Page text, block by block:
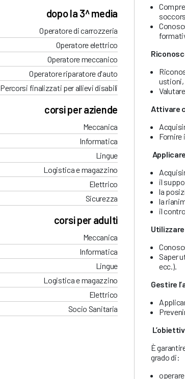
dopo la 3^ media
Operatore di carrozzeria
Operatore elettrico
Operatore meccanico
Operatore riparatore d'auto
Percorsi finalizzati per allievi disabili
corsi per aziende
Meccanica
Informatica
Lingue
Logistica e magazzino
Elettrico
Sicurezza
corsi per adulti
Meccanica
Informatica
Lingue
Logistica e magazzino
Elettrico
Socio Sanitaria
ustioni,
Attivare
Fornire
il
la
la
il
Saper
ecc.).
Gestire
È
grado di: